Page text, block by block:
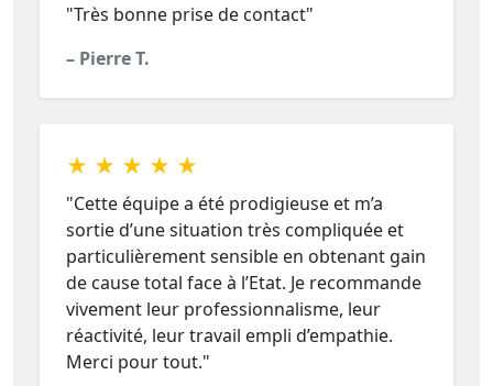
"Très bonne prise de contact"
– Pierre T.
★ ★ ★ ★ ★
"Cette équipe a été prodigieuse et m’a
sortie d’une situation très compliquée et
particulièrement sensible en obtenant gain
de cause total face à l’Etat. Je recommande
vivement leur professionnalisme, leur
réactivité, leur travail empli d’empathie.
Merci pour tout."